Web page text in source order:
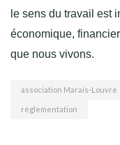
le sens du travail est
économique,
que nous vivons.
association Marais-Louvre
réglementation